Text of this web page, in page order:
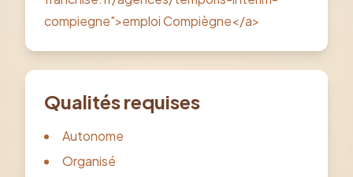
compiegne">emploi Compiègne</a>
Qualités requises
Autonome
Organisé